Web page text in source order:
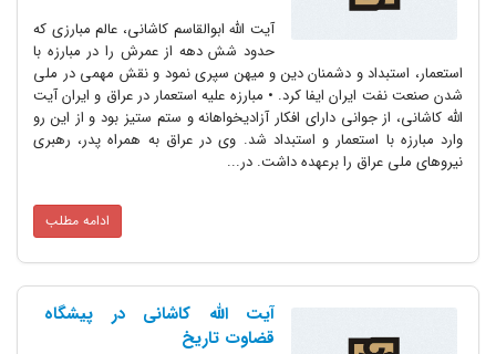
آیت ‌الله ‌ابوالقاسم ‌کاشانی، عالم مبارزی که
حدود شش دهه از عمرش را در مبارزه با
استعمار، استبداد و دشمنان دین و میهن سپری نمود و نقش مهمی در ملی
شدن صنعت نفت ایران ایفا کرد. • مبارزه علیه استعمار در عراق و ایران آیت
الله کاشانی، از جوانی دارای افکار آزادیخواهانه و ستم ستیز بود و از این رو
وارد مبارزه با استعمار و استبداد شد. وی در عراق به همراه پدر، رهبری
نیروهای ملی عراق را برعهده داشت. در...
ادامه مطلب
آیت‌ الله‌ کاشانی‌ در پیشگاه‌
قضاوت‌ تاریخ‌